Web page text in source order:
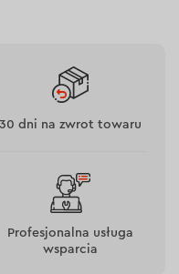
klasy II o wysokiej
oznaczenia bez
Zasięg roboczy do 30
30 dni na zwrot towaru
Profesjonalna usługa
wsparcia